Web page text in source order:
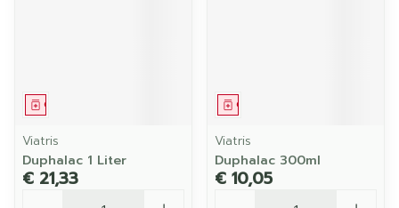
Geneesmiddel
Viatris
Duphalac 1 Liter
€ 21,33
Geneesmiddel
Viatris
Duphalac 300ml
€ 10,05